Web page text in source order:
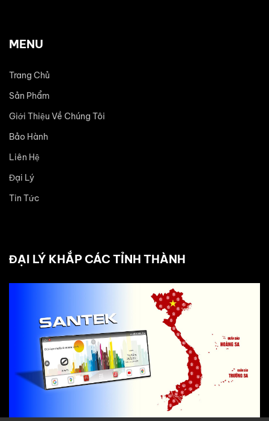
MENU
Trang Chủ
Sản Phẩm
Giới Thiệu Về Chúng Tôi
Bảo Hành
Liên Hệ
Đại Lý
Tin Tức
ĐẠI LÝ KHẮP CÁC TỈNH THÀNH